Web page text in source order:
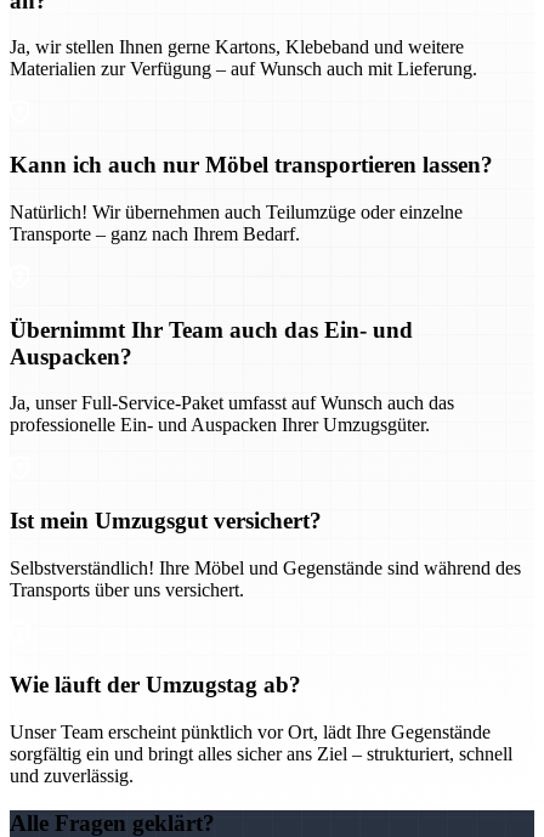
Ja, wir stellen Ihnen gerne Kartons, Klebeband und weitere
Materialien zur Verfügung – auf Wunsch auch mit Lieferung.
Kann ich auch nur Möbel transportieren lassen?
Natürlich! Wir übernehmen auch Teilumzüge oder einzelne
Transporte – ganz nach Ihrem Bedarf.
Übernimmt Ihr Team auch das Ein- und
Auspacken?
Ja, unser Full-Service-Paket umfasst auf Wunsch auch das
professionelle Ein- und Auspacken Ihrer Umzugsgüter.
Ist mein Umzugsgut versichert?
Selbstverständlich! Ihre Möbel und Gegenstände sind während des
Transports über uns versichert.
Wie läuft der Umzugstag ab?
Unser Team erscheint pünktlich vor Ort, lädt Ihre Gegenstände
sorgfältig ein und bringt alles sicher ans Ziel – strukturiert, schnell
und zuverlässig.
Alle Fragen geklärt?